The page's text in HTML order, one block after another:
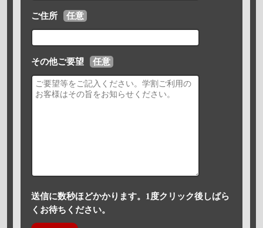
ご住所 任意
その他ご要望 任意
送信に数秒ほどかかります。1度クリック後しばら
くお待ちください。